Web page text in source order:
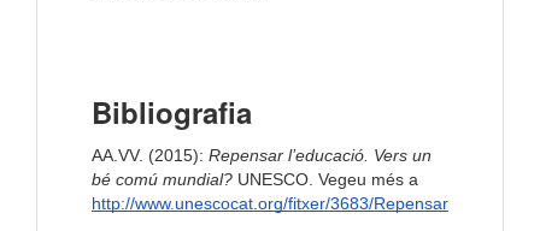
Bibliografia
AA.VV. (2015): Repensar l’educació. Vers un
bé comú mundial? UNESCO. Vegeu més a
http://www.unescocat.org/fitxer/3683/Repensar